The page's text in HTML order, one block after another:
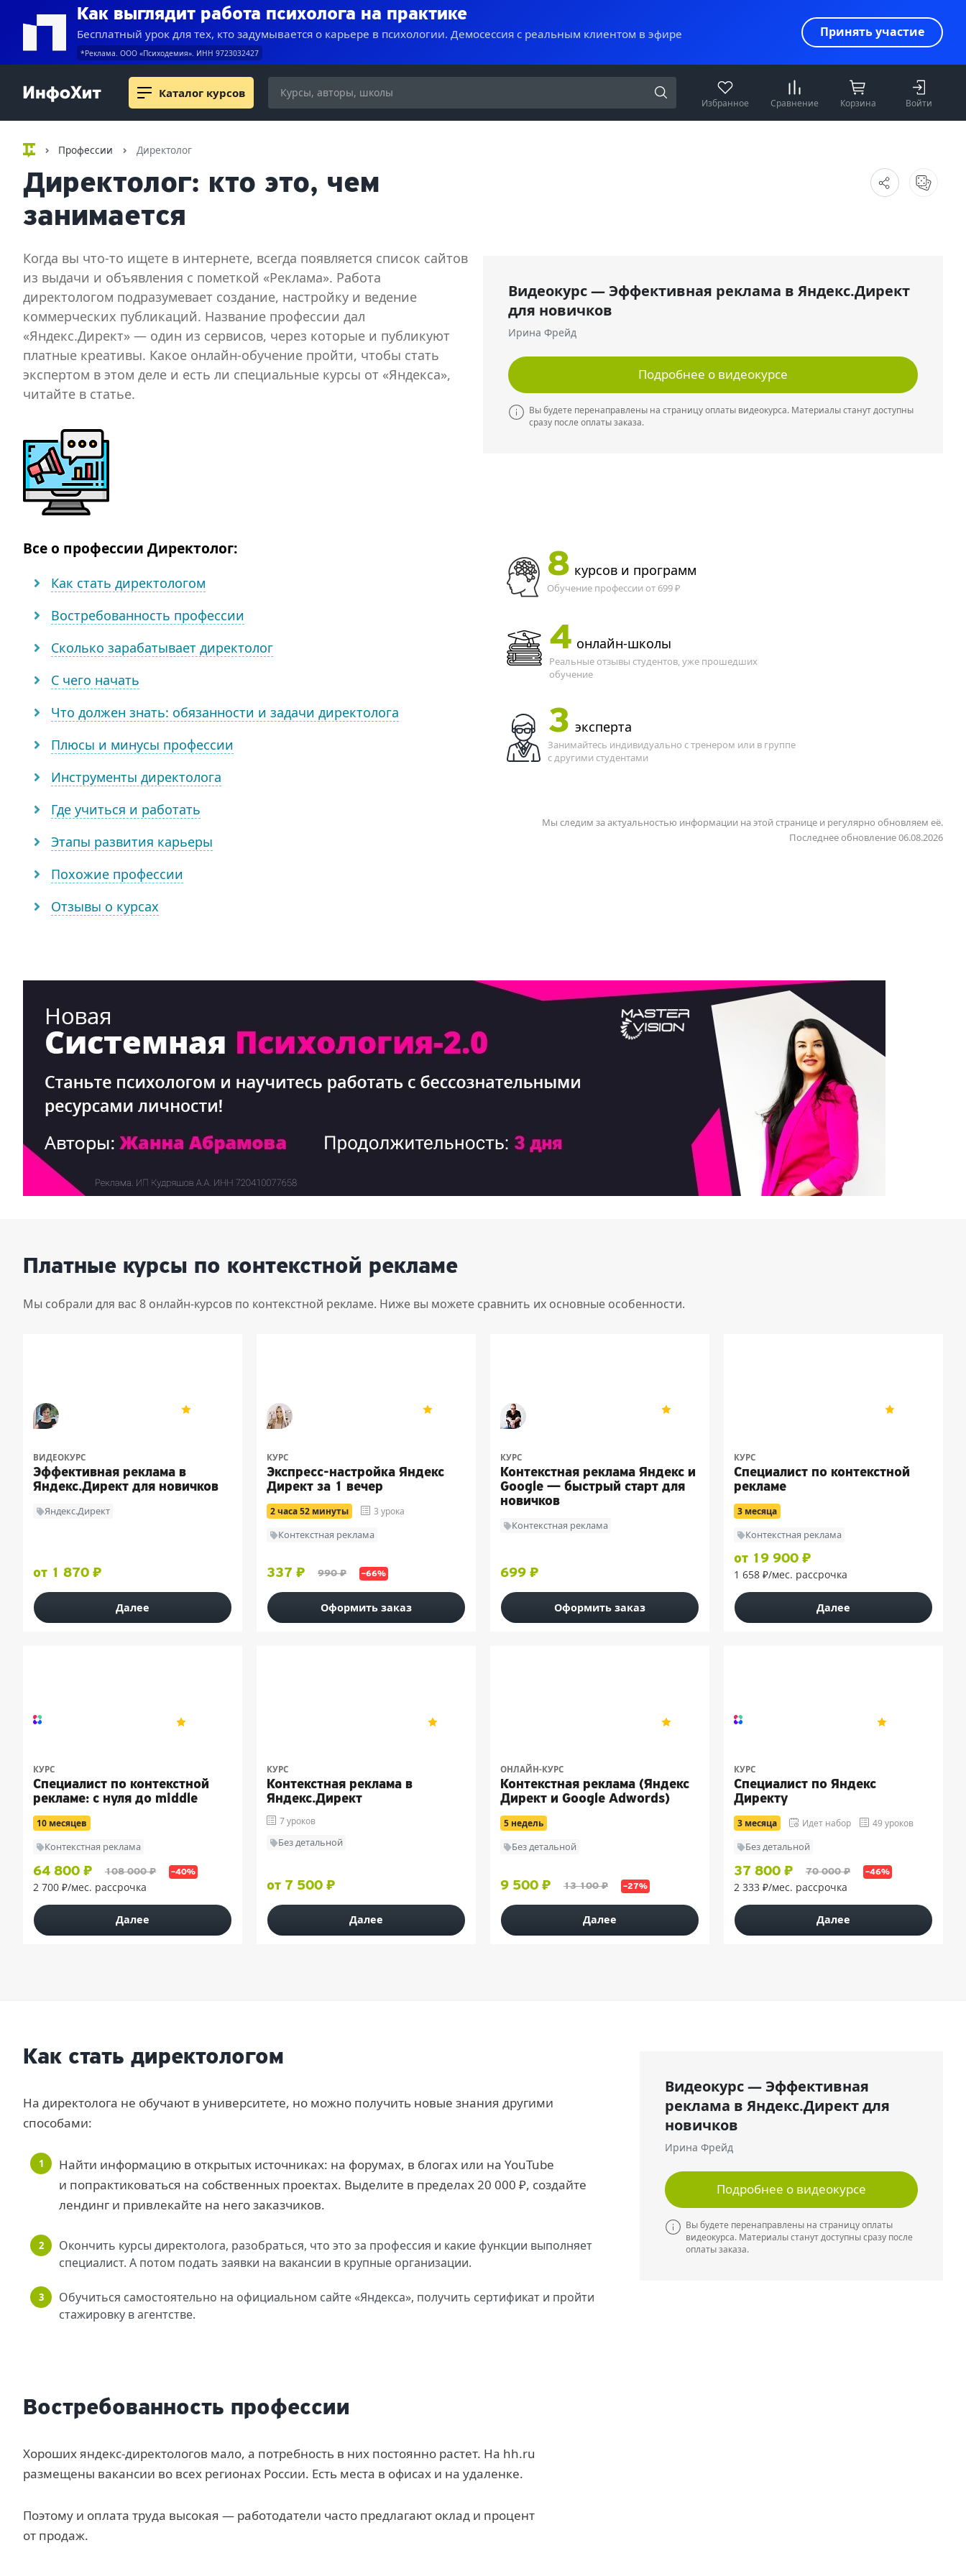
Как выглядит работа психолога на практике
Бесплатный урок для тех, кто задумывается о карьере в психологии. Демосессия с реальным клиентом в эфире
*Реклама. ООО «Психодемия». ИНН 9723032427
Принять участие
Каталог курсов
Избранное Сравнение Корзина Войти
Профессии Директолог
Директолог: кто это, чем
занимается
Когда вы что-то ищете в интернете, всегда появляется список сайтов
из выдачи и объявления с пометкой «Реклама». Работа
директологом подразумевает создание, настройку и ведение
коммерческих публикаций. Название профессии дал
«Яндекс.Директ» — один из сервисов, через которые и публикуют
платные креативы. Какое онлайн-обучение пройти, чтобы стать
экспертом в этом деле и есть ли специальные курсы от «Яндекса»,
читайте в статье.
Видеокурс — Эффективная реклама в Яндекс.Директ
для новичков
Ирина Фрейд
Подробнее о видеокурсе
Вы будете перенаправлены на страницу оплаты видеокурса. Материалы станут доступны
сразу после оплаты заказа.
Все о профессии Директолог:
Как стать директологом
Востребованность профессии
Сколько зарабатывает директолог
С чего начать
Что должен знать: обязанности и задачи директолога
Плюсы и минусы профессии
Инструменты директолога
Где учиться и работать
Этапы развития карьеры
Похожие профессии
Отзывы о курсах
8 курсов и программ
Обучение профессии от 699 ₽
4 онлайн-школы
Реальные отзывы студентов, уже прошедших
обучение
3 эксперта
Занимайтесь индивидуально с тренером или в группе
с другими студентами
Мы следим за актуальностью информации на этой странице и регулярно обновляем её.
Последнее обновление 06.08.2026
Платные курсы по контекстной рекламе
Мы собрали для вас 8 онлайн-курсов по контекстной рекламе. Ниже вы можете сравнить их основные особенности.
ВИДЕОКУРС
Эффективная реклама в
Яндекс.Директ для новичков
Яндекс.Директ
от 1 870 ₽
Далее
КУРС
Экспресс-настройка Яндекс
Директ за 1 вечер
2 часа 52 минуты 3 урока
Контекстная реклама
337 ₽ 990 ₽ –66%
Оформить заказ
КУРС
Контекстная реклама Яндекс и
Google — быстрый старт для
новичков
Контекстная реклама
699 ₽
Оформить заказ
КУРС
Специалист по контекстной
рекламе
3 месяца
Контекстная реклама
от 19 900 ₽
1 658 ₽/мес. рассрочка
Далее
КУРС
Специалист по контекстной
рекламе: с нуля до middle
10 месяцев
Контекстная реклама
64 800 ₽ 108 000 ₽ –40%
2 700 ₽/мес. рассрочка
Далее
КУРС
Контекстная реклама в
Яндекс.Директ
7 уроков
Без детальной
от 7 500 ₽
Далее
ОНЛАЙН-КУРС
Контекстная реклама (Яндекс
Директ и Google Adwords)
5 недель
Без детальной
9 500 ₽ 13 100 ₽ –27%
Далее
КУРС
Специалист по Яндекс
Директу
3 месяца Идет набор 49 уроков
Без детальной
37 800 ₽ 70 000 ₽ –46%
2 333 ₽/мес. рассрочка
Далее
Как стать директологом
На директолога не обучают в университете, но можно получить новые знания другими
способами:
Найти информацию в открытых источниках: на форумах, в блогах или на YouTube
и попрактиковаться на собственных проектах. Выделите в пределах 20 000 ₽, создайте
лендинг и привлекайте на него заказчиков.
Окончить курсы директолога, разобраться, что это за профессия и какие функции выполняет
специалист. А потом подать заявки на вакансии в крупные организации.
Обучиться самостоятельно на официальном сайте «Яндекса», получить сертификат и пройти
стажировку в агентстве.
Востребованность профессии
Хороших яндекс-директологов мало, а потребность в них постоянно растет. На hh.ru
размещены вакансии во всех регионах России. Есть места в офисах и на удаленке.
Поэтому и оплата труда высокая — работодатели часто предлагают оклад и процент
от продаж.
Видеокурс — Эффективная
реклама в Яндекс.Директ для
новичков
Ирина Фрейд
Подробнее о видеокурсе
Вы будете перенаправлены на страницу оплаты
видеокурса. Материалы станут доступны сразу после
оплаты заказа.